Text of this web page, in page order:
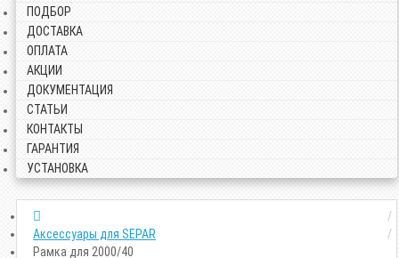
ПОДБОР
ДОСТАВКА
ОПЛАТА
АКЦИИ
ДОКУМЕНТАЦИЯ
СТАТЬИ
КОНТАКТЫ
ГАРАНТИЯ
УСТАНОВКА
Аксессуары для SEPAR
Рамка для 2000/40